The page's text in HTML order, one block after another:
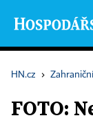
HN.cz › Zahraniční
FOTO: